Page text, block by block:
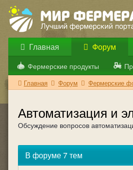
Главная Форум
Фермерские продукты
Главная Форум Фермерские
Автоматизация и
Обсуждение вопросов
В форуме 7 тем